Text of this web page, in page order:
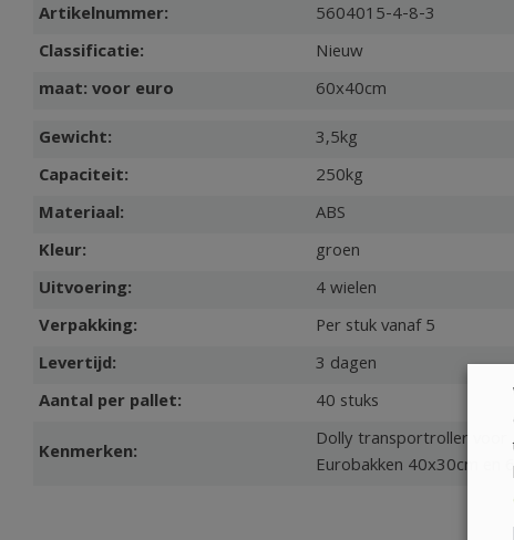
Artikelnummer:
5604015-4-8-3
Classificatie:
Nieuw
maat: voor euro
60x40cm
Gewicht:
3,5kg
Capaciteit:
250kg
Materiaal:
ABS
Kleur:
groen
Uitvoering:
4 wielen
Verpakking:
Per stuk vanaf 5
Levertijd:
3 dagen
Aantal per pallet:
40 stuks
Kenmerken:
Dolly transportroller voor
Eurobakken 40x30cm en